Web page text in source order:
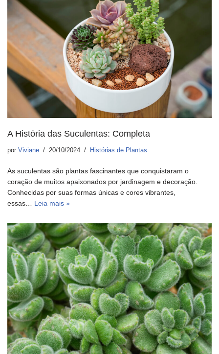
A História das Suculentas: Completa
por Viviane 20/10/2024 Histórias de Plantas
As suculentas são plantas fascinantes que conquistaram o
coração de muitos apaixonados por jardinagem e decoração.
Conhecidas por suas formas únicas e cores vibrantes,
essas… Leia mais »